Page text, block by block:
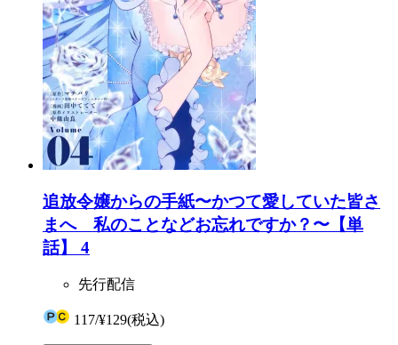
追放令嬢からの手紙〜かつて愛していた皆さ
まへ 私のことなどお忘れですか？〜【単
話】 4
先行配信
117/¥129(税込)